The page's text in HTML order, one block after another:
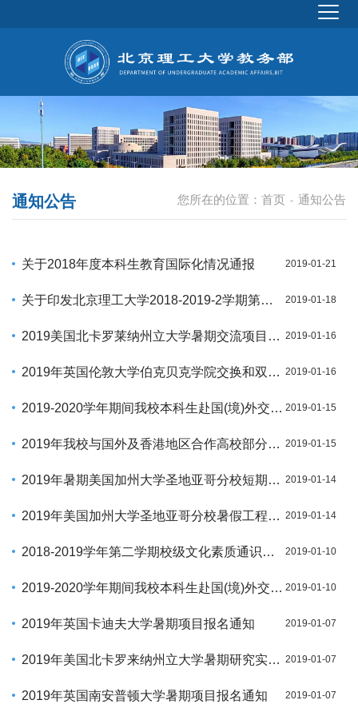
您所在的位置： 首页 - 通知公告
通知公告
关于2018年度本科生教育国际化情况通报 2019-01-21
关于印发北京理工大学2018-2019-2学期第二批次新开选修课的通知 2019-01-18
2019美国北卡罗莱纳州立大学暑期交流项目（数学学院）报名通知 2019-01-16
2019年英国伦敦大学伯克贝克学院交换和双硕士项目报名通知 2019-01-16
2019-2020学年期间我校本科生赴国(境)外交流项目（部分）报名通知 2019-01-15
2019年我校与国外及香港地区合作高校部分项目面试通知 2019-01-15
2019年暑期美国加州大学圣地亚哥分校短期英语培训项目 2019-01-14
2019年美国加州大学圣地亚哥分校暑假工程技术英语培训报名通知 2019-01-14
2018-2019学年第二学期校级文化素质通识课、实践训练通识课补充开课的通知 2019-01-10
2019-2020学年期间我校本科生赴国(境)外交换生项目报名通知 2019-01-10
2019年英国卡迪夫大学暑期项目报名通知 2019-01-07
2019年美国北卡罗来纳州立大学暑期研究实践项目报名通知 2019-01-07
2019年英国南安普顿大学暑期项目报名通知 2019-01-07